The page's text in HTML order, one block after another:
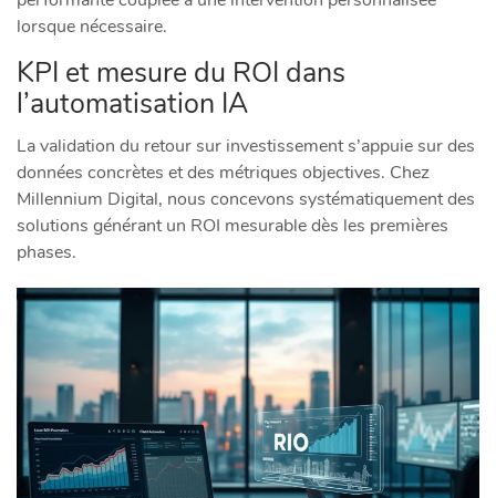
lorsque nécessaire.
KPI et mesure du ROI dans
l’automatisation IA
La validation du retour sur investissement s’appuie sur des
données concrètes et des métriques objectives. Chez
Millennium Digital, nous concevons systématiquement des
solutions générant un ROI mesurable dès les premières
phases.